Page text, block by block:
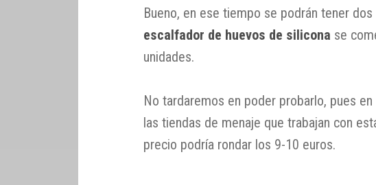
Bueno, en ese tiempo se podrán tener
escalfador de huevos de silicona se
unidades.
No tardaremos en poder probarlo, pues
las tiendas de menaje que trabajan con
precio podría rondar los 9-10 euros.